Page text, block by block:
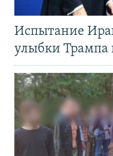
Испытание
улыбки